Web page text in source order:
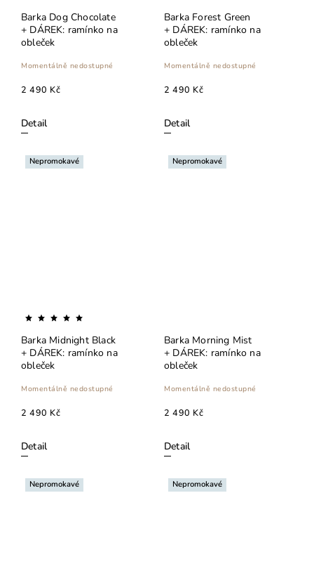
Barka Dog Chocolate
+ DÁREK: ramínko na
obleček
Momentálně nedostupné
2 490 Kč
Detail
Barka Forest Green
+ DÁREK: ramínko na
obleček
Momentálně nedostupné
2 490 Kč
Detail
Nepromokavé
Barka Midnight Black
+ DÁREK: ramínko na
obleček
Momentálně nedostupné
2 490 Kč
Detail
Nepromokavé
Barka Morning Mist
+ DÁREK: ramínko na
obleček
Momentálně nedostupné
2 490 Kč
Detail
Nepromokavé Nepromokavé